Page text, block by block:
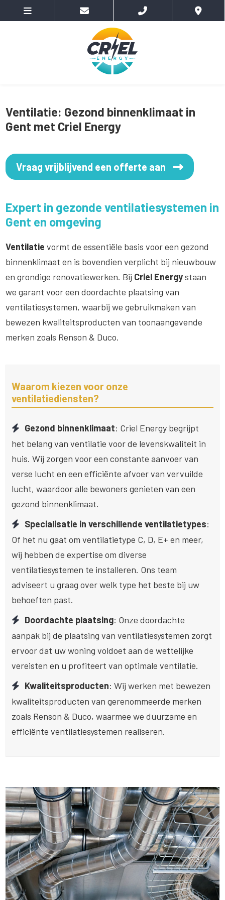
Ventilatie: Gezond binnenklimaat in
Gent met Criel Energy
Vraag vrijblijvend een offerte aan
Expert in gezonde ventilatiesystemen in
Gent en omgeving
Ventilatievormt de essentiële basis voor een gezond
binnenklimaat en is bovendien verplicht bij nieuwbouw
en grondige renovatiewerken. Bij Criel Energystaan
we garant voor een doordachte plaatsing van
ventilatiesystemen, waarbij we gebruikmaken van
bewezen kwaliteitsproducten van toonaangevende
merken zoals Renson & Duco.
Waarom kiezen voor onze
ventilatiediensten?
Gezond binnenklimaat: Criel Energy begrijpt
het belang van ventilatie voor de levenskwaliteit in
huis. Wij zorgen voor een constante aanvoer van
verse lucht en een efficiënte afvoer van vervuilde
lucht, waardoor alle bewoners genieten van een
gezond binnenklimaat.
Specialisatie in verschillende ventilatietypes:
Of het nu gaat om ventilatietype C, D, E+ en meer,
wij hebben de expertise om diverse
ventilatiesystemen te installeren. Ons team
adviseert u graag over welk type het beste bij uw
behoeften past.
Doordachte plaatsing: Onze doordachte
aanpak bij de plaatsing van ventilatiesystemen zorgt
ervoor dat uw woning voldoet aan de wettelijke
vereisten en u profiteert van optimale ventilatie.
Kwaliteitsproducten: Wij werken met bewezen
kwaliteitsproducten van gerenommeerde merken
zoals Renson & Duco, waarmee we duurzame en
efficiënte ventilatiesystemen realiseren.